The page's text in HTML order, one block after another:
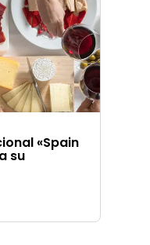
«Spain
su